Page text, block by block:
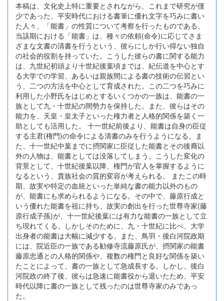
本稿は、文化史上特に重要とされながら、これまで研究が僅
少であった、平安時代における書筆に優れ文字を巧みに書い
た人々、「能書」の性質について考察を行ったものである。
当該期における「能書」は、種々の依頼(命令)に応じてさま
ざまな文書の清書を行うという、彼らにしか行い得ない独自
の社会的役割を持っていた。こうした彼らの書に関する能力
は、九世紀初頭より十世紀後葉頃までは、紀伝道を中心とす
る大学での学習、あるいは親族間による書の技術の伝習とい
う、二つの方法を中心として育成された。この二つを巧みに
利用した小野氏をはじめとするいくつかの一族は、能書の一
族として九・十世紀の間勢力を保持した。また、彼らはその
能力を、天皇・皇太子といった権力者と人格的関係を築く一
助としても活用した。 十一世紀前後より、能書は自身の臣従
する主君(権門)の命令による清書のみを行うようになる。ま
た、十一世紀中葉までに摂関家に臣従した能書とその後裔以
外の人物は、能書としては没落してしまう。こうした変化の
背景として、十世紀後葉以降、権門が官人を掌握するように
なるという、貴族社会の質的変容が考えられる。 またこの時
期、故実や特定の血統といった単純な書の能力以外のもの
が、能書にも求められるようになる。その中で、藤原行成と
いう優れた能書を祖に持ち、故実の創出を行った世尊寺家(藤
原行成子孫)が、十一世紀後葉には有力な能書の一族として立
ち現れてくる。しかしそのために、九・十世紀に比べ、大学
出身者の能書は大幅に減少する。また、鳥羽・後白河院政期
には、院近臣の一族である勧修寺流藤原氏が、摂関家の能書
藤原忠通との人格的関係や、複数の権門と良好な関係を築い
たことによって、書の一族として急成長する。しかし、後白
河院政の終了後、彼らは急速に能書役から退いたため、平安
時代以降に書の一族として残ったのは世尊寺家のみであっ
た。